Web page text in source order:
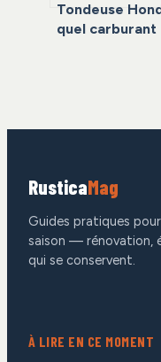
Tondeuse
quel carburant
RusticaMag
Guides pratiques
saison — rénovation,
qui se conservent.
À LIRE EN CE MOMENT